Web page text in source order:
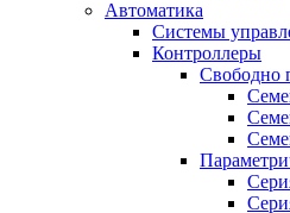
Автоматика
Системы
Контроллеры
Свободно